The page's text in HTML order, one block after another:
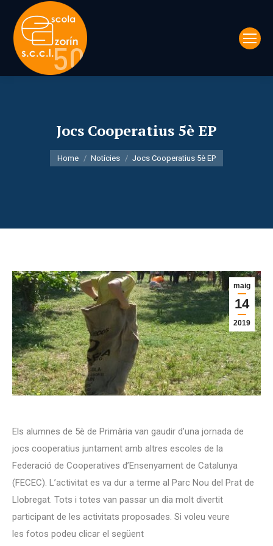
Jocs Cooperatius 5è EP
You are here:
Home Notícies Jocs Cooperatius 5è EP
maig
14
2019
Els alumnes de 5è de Primària van gaudir d’una jornada de
jocs cooperatius juntament amb altres escoles de la
Federació de Cooperatives d’Ensenyament de Catalunya
(FECEC). L’activitat es va dur a terme al Parc Nou del Prat de
Llobregat. Tots i totes van passar un dia molt divertit
participant de les activitats proposades. Si voleu veure
les fotos podeu clicar el següent